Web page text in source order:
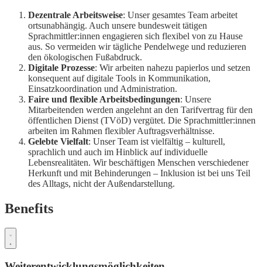
Dezentrale Arbeitsweise: Unser gesamtes Team arbeitet
ortsunabhängig. Auch unsere bundesweit tätigen
Sprachmittler:innen engagieren sich flexibel von zu Hause
aus. So vermeiden wir tägliche Pendelwege und reduzieren
den ökologischen Fußabdruck.
Digitale Prozesse: Wir arbeiten nahezu papierlos und setzen
konsequent auf digitale Tools in Kommunikation,
Einsatzkoordination und Administration.
Faire und flexible Arbeitsbedingungen: Unsere
Mitarbeitenden werden angelehnt an den Tarifvertrag für den
öffentlichen Dienst (TVöD) vergütet. Die Sprachmittler:innen
arbeiten im Rahmen flexibler Auftragsverhältnisse.
Gelebte Vielfalt: Unser Team ist vielfältig – kulturell,
sprachlich und auch im Hinblick auf individuelle
Lebensrealitäten. Wir beschäftigen Menschen verschiedener
Herkunft und mit Behinderungen – Inklusion ist bei uns Teil
des Alltags, nicht der Außendarstellung.
Benefits